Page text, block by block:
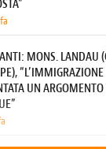
forza del "circolo
sentire chi benedice
Papa unica voce di
05.08.2026
Venezuela, don
dolore, una Chiesa